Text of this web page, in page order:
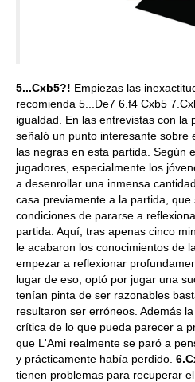
5...Cxb5?! Empiezas las
recomienda 5...De7 6.f4 Cxb5
igualdad. En las entrevistas con la
señaló un punto interesante sobre
las negras en esta partida. Según
jugadores, especialmente los
a desenrollar una inmensa
casa previamente a la partida,
condiciones de pararse a
partida. Aquí, tras apenas cinco
le acabaron los conocimientos de
empezar a reflexionar
lugar de eso, optó por jugar una
tenían pinta de ser razonables
resultaron ser erróneos. Además
crítica de lo que pueda parecer a
que L'Ami realmente se paró a
y prácticamente había perdido.
tienen problemas para recuperar